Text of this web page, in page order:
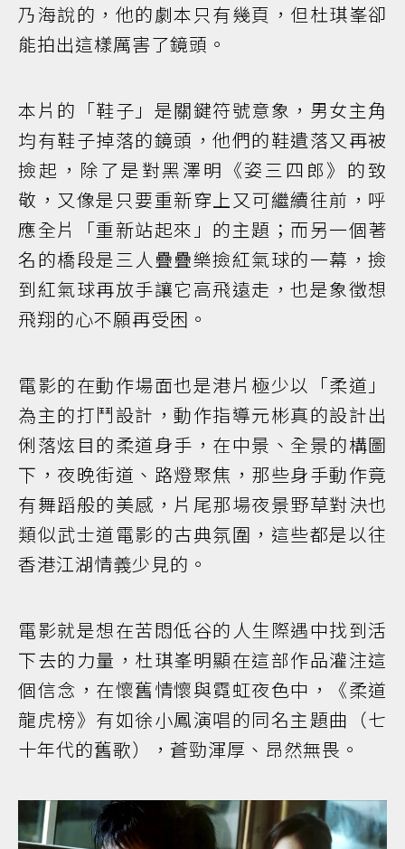
乃海說的，他的劇本只有幾頁，但杜琪峯卻
能拍出這樣厲害了鏡頭。
本片的「鞋子」是關鍵符號意象，男女主角
均有鞋子掉落的鏡頭，他們的鞋遺落又再被
撿起，除了是對黑澤明《姿三四郎》的致
敬，又像是只要重新穿上又可繼續往前，呼
應全片「重新站起來」的主題；而另一個著
名的橋段是三人疊疊樂撿紅氣球的一幕，撿
到紅氣球再放手讓它高飛遠走，也是象徵想
飛翔的心不願再受困。
電影的在動作場面也是港片極少以「柔道」
為主的打鬥設計，動作指導元彬真的設計出
俐落炫目的柔道身手，在中景、全景的構圖
下，夜晚街道、路燈聚焦，那些身手動作竟
有舞蹈般的美感，片尾那場夜景野草對決也
類似武士道電影的古典氛圍，這些都是以往
香港江湖情義少見的。
電影就是想在苦悶低谷的人生際遇中找到活
下去的力量，杜琪峯明顯在這部作品灌注這
個信念，在懷舊情懷與霓虹夜色中，《柔道
龍虎榜》有如徐小鳳演唱的同名主題曲（七
十年代的舊歌），蒼勁渾厚、昂然無畏。